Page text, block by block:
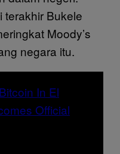
terakhir Bukele
Moody’s
negara itu.